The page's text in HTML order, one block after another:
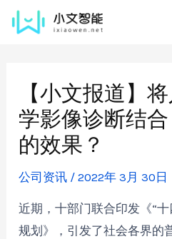
【小文报道】
学影像诊断结
的效果？
公司资讯 /2022年 3月 30日
近期，十部门联合印发《“
规划》，引发了社会各界的